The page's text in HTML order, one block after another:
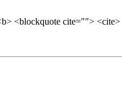
<blockquote cite="">